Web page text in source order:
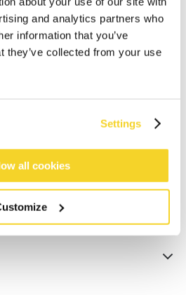
and analytics partners who
information that you’ve
they’ve collected from your use
Settings
all cookies
werkdagen vóór 12:00 uur
voor orders boven € 50,- binnen